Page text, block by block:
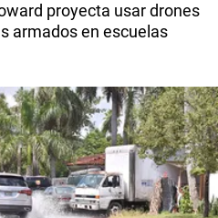
proyecta usar drones
armados en escuelas